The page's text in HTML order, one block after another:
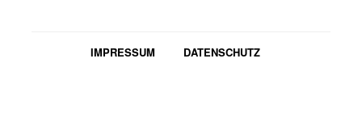
IMPRESSUM DATENSCHUTZ